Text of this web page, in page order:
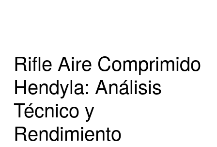
Rifle Aire Comprimido
Hendyla: Análisis
Técnico y
Rendimiento